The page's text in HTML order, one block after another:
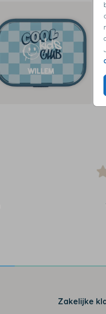
Zakelijke